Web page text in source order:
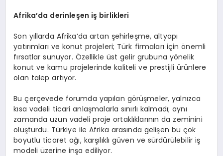
Afrika’da derinleşen iş birlikleri
Son yıllarda Afrika’da artan şehirleşme, altyapı
yatırımları ve konut projeleri; Türk firmaları için önemli
fırsatlar sunuyor. Özellikle üst gelir grubuna yönelik
konut ve kamu projelerinde kaliteli ve prestijli ürünlere
olan talep artıyor.
Bu çerçevede forumda yapılan görüşmeler, yalnızca
kısa vadeli ticari anlaşmalarla sınırlı kalmadı; aynı
zamanda uzun vadeli proje ortaklıklarının da zeminini
oluşturdu. Türkiye ile Afrika arasında gelişen bu çok
boyutlu ticaret ağı, karşılıklı güven ve sürdürülebilir iş
modeli üzerine inşa ediliyor.